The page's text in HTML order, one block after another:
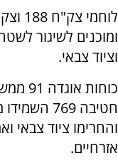
ומוכנים לשיגור
וציוד צבאי.
חטיבה
והחרימו ציוד צבאי
אזרחיים.